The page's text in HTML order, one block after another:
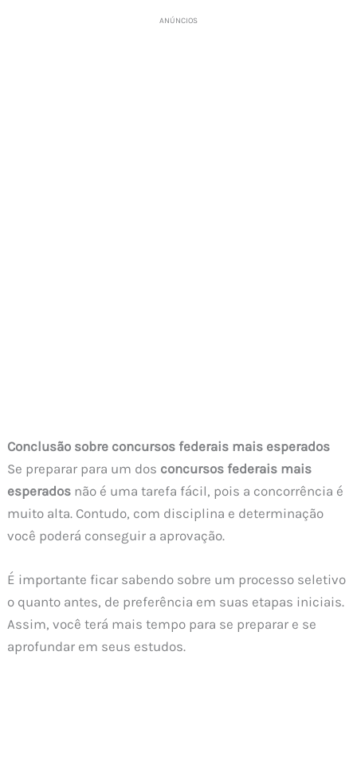
ANÚNCIOS
Conclusão sobre concursos federais mais esperados
Se preparar para um dos concursos federais mais
esperados não é uma tarefa fácil, pois a concorrência é
muito alta. Contudo, com disciplina e determinação
você poderá conseguir a aprovação.
É importante ficar sabendo sobre um processo seletivo
o quanto antes, de preferência em suas etapas iniciais.
Assim, você terá mais tempo para se preparar e se
aprofundar em seus estudos.